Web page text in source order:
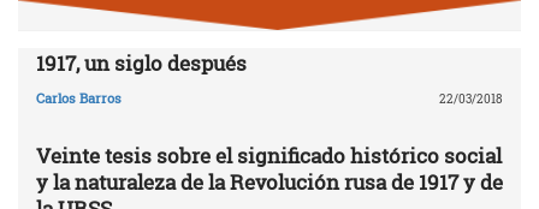
1917, un siglo después
Carlos Barros 22/03/2018
Veinte tesis sobre el significado histórico social
y la naturaleza de la Revolución rusa de 1917 y de